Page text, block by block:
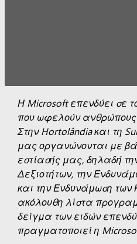
Η Microsoft επενδύει σε
που ωφελούν ανθρώπους
Στην Hortolândia και τη
μας οργανώνονται με
εστίασής μας, δηλαδή
Δεξιοτήτων, την
και την Ενδυνάμωση των
ακόλουθη λίστα
δείγμα των ειδών
πραγματοποιεί η